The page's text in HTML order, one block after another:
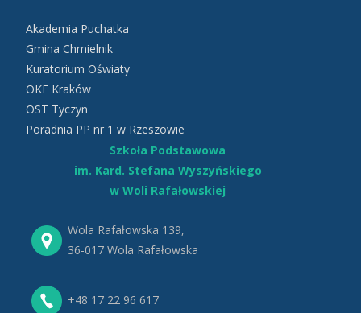
Akademia Puchatka
Gmina Chmielnik
Kuratorium Oświaty
OKE Kraków
OST Tyczyn
Poradnia PP nr 1 w Rzeszowie
Szkoła Podstawowa
im. Kard. Stefana Wyszyńskiego
w Woli Rafałowskiej
Wola Rafałowska 139,
36-017 Wola Rafałowska
+48 17 22 96 617